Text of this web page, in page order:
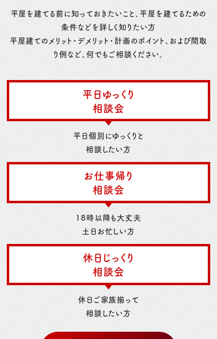
平屋を建てる前に知っておきたいこと、平屋を建てるための
条件などを詳しく知りたい方
平屋建てのメリット・デメリット・計画のポイント、および間取
り例など、何でもご相談ください。
平日ゆっくり
相談会
平日個別にゆっくりと
相談したい方
お仕事帰り
相談会
18時以降も大丈夫
土日お忙しい方
休日じっくり
相談会
休日ご家族揃って
相談したい方